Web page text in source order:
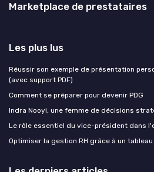
Marketplace de prestataires
Les plus lus
Réussir son exemple de présentation
(avec support PDF)
Comment se préparer pour devenir PDG
Indra Nooyi, une femme de décisions
Le rôle essentiel du vice-président dans
Optimiser la gestion RH grâce à un